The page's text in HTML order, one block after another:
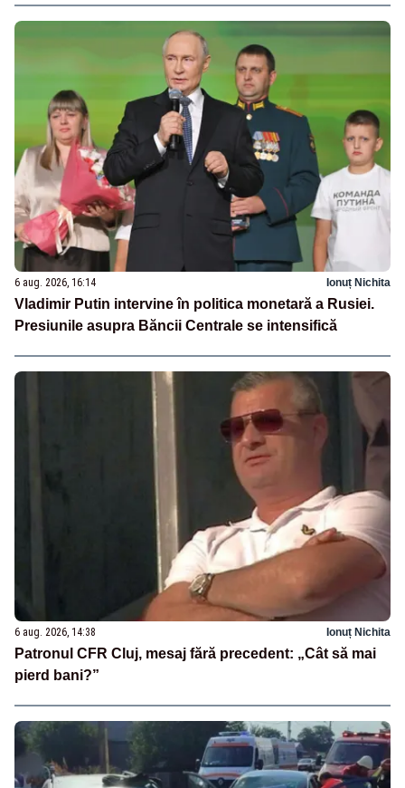
6 aug. 2026, 16:14 Ionuț Nichita
Vladimir Putin intervine în politica monetară a Rusiei.
Presiunile asupra Băncii Centrale se intensifică
6 aug. 2026, 14:38 Ionuț Nichita
Patronul CFR Cluj, mesaj fără precedent: „Cât să mai
pierd bani?”